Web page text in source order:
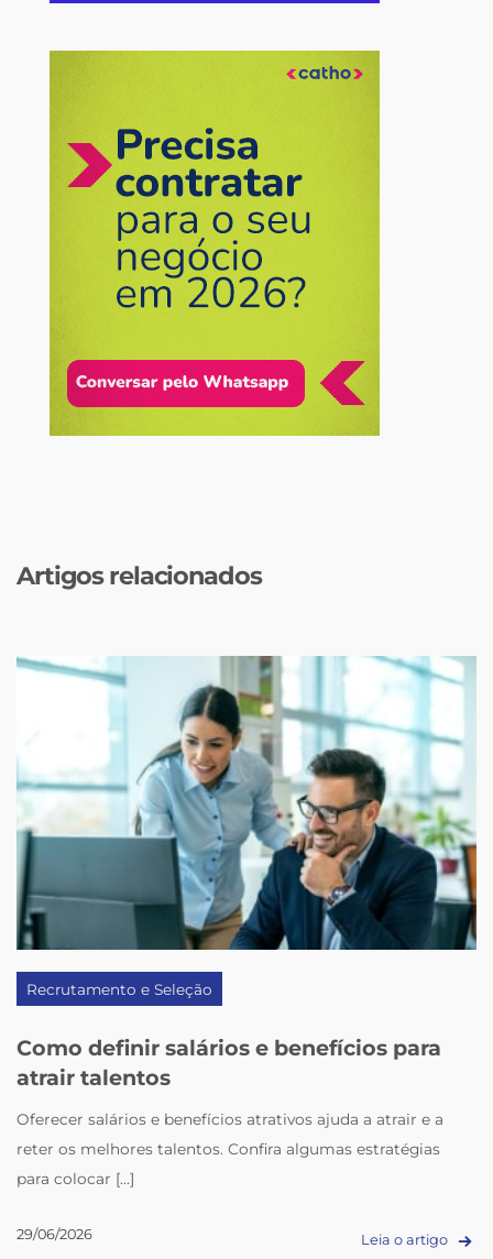
Artigos relacionados
Recrutamento e Seleção
Como definir salários e benefícios para
atrair talentos
Oferecer salários e benefícios atrativos ajuda a atrair e a
reter os melhores talentos. Confira algumas estratégias
para colocar [...]
29/06/2026 Leia o artigo